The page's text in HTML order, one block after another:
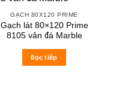
GẠCH 80X120 PRIME
Gạch lát 80×120 Prime
8105 vân đá Marble
Đọc tiếp